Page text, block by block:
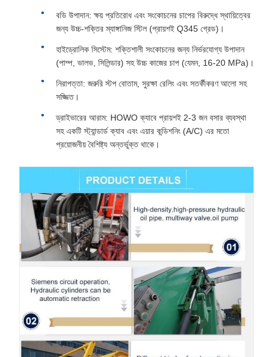
বডি উপাদান: ক্ষয় প্রতিরোধ এবং সংকোচনের চাপের বিরুদ্ধে স্থায়িত্বের
জন্য উচ্চ-শক্তির ম্যাঙ্গানিজ স্টিল (প্রায়শই Q345 গ্রেড)।
হাইড্রোলিক সিস্টেম: শক্তিশালী সংকোচনের জন্য নির্ভরযোগ্য উপাদান
(পাম্প, ভালভ, সিলিন্ডার) সহ উচ্চ কাজের চাপ (যেমন, 16-20 MPa)।
নিরাপত্তা: জরুরি স্টপ বোতাম, সুরক্ষা রেলিং এবং সতর্কীকরণ আলো সহ
সজ্জিত।
ড্রাইভারের আরাম: HOWO ক্যাবে প্রায়শই 2-3 জন বসার ব্যবস্থা
সহ একটি স্ট্যান্ডার্ড ক্যাব এবং এয়ার কন্ডিশনিং (A/C) এর মতো
প্রয়োজনীয় বৈশিষ্ট্য অন্তর্ভুক্ত থাকে।